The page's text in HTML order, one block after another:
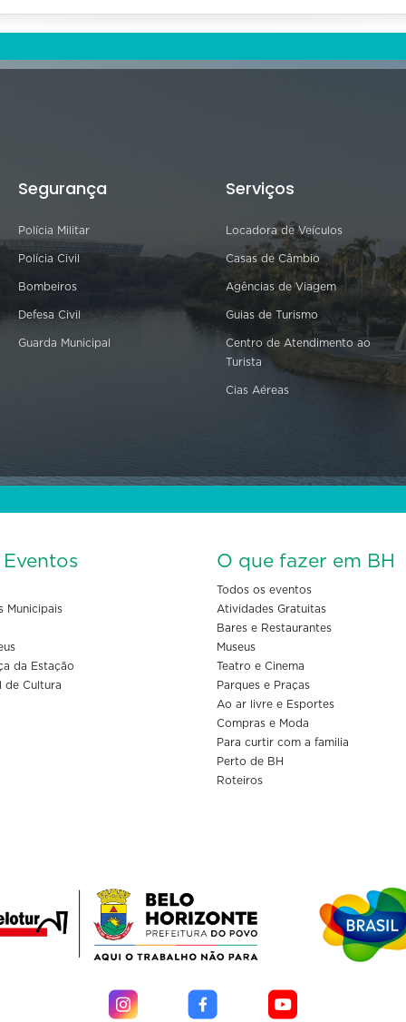
Segurança
Polícia Militar
Polícia Civil
Bombeiros
Defesa Civil
Guarda Municipal
Serviços
Locadora de Veículos
Casas de Câmbio
Agências de Viagem
Guias de Turismo
Centro de Atendimento ao
Turista
Cias Aéreas
Municipais
da Estação
de Cultura
O que fazer em BH
Todos os eventos
Atividades Gratuitas
Bares e Restaurantes
Museus
Teatro e Cinema
Parques e Praças
Ao ar livre e Esportes
Compras e Moda
Para curtir com a familia
Perto de BH
Roteiros